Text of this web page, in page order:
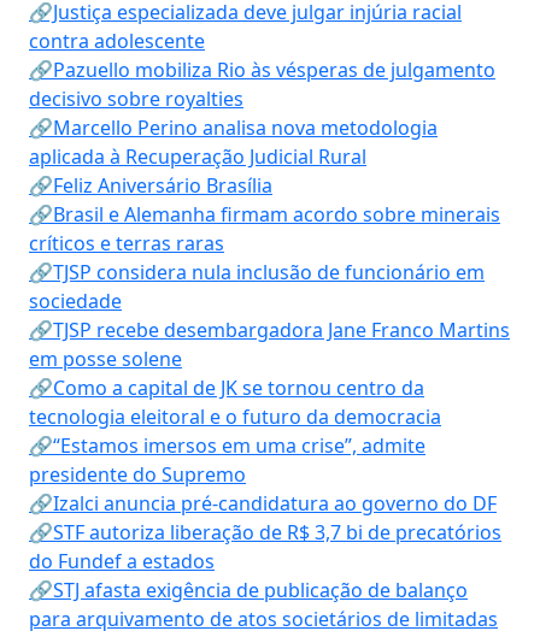
🔗Justiça especializada deve julgar injúria racial
contra adolescente
🔗Pazuello mobiliza Rio às vésperas de julgamento
decisivo sobre royalties
🔗Marcello Perino analisa nova metodologia
aplicada à Recuperação Judicial Rural
🔗Feliz Aniversário Brasília
🔗Brasil e Alemanha firmam acordo sobre minerais
críticos e terras raras
🔗TJSP considera nula inclusão de funcionário em
sociedade
🔗TJSP recebe desembargadora Jane Franco Martins
em posse solene
🔗Como a capital de JK se tornou centro da
tecnologia eleitoral e o futuro da democracia
🔗“Estamos imersos em uma crise”, admite
presidente do Supremo
🔗Izalci anuncia pré-candidatura ao governo do DF
🔗STF autoriza liberação de R$ 3,7 bi de precatórios
do Fundef a estados
🔗STJ afasta exigência de publicação de balanço
para arquivamento de atos societários de limitadas